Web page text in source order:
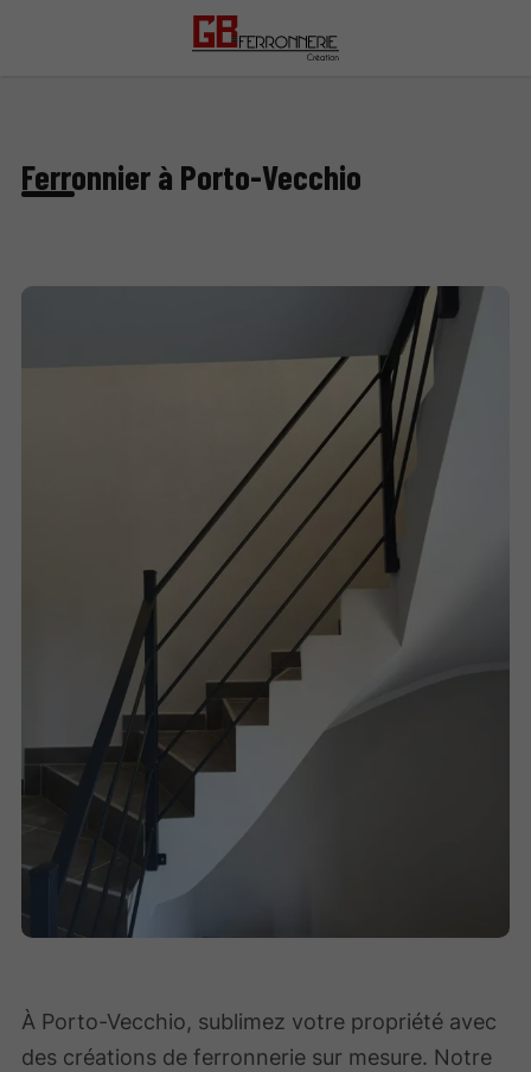
Ferronnier à Porto-Vecchio
À Porto-Vecchio, sublimez votre propriété avec
des créations de ferronnerie sur mesure. Notre